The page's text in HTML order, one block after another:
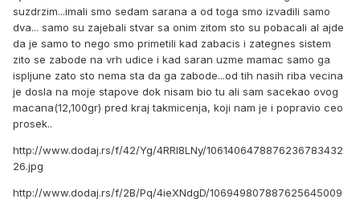
suzdrzim...imali smo sedam sarana a od toga smo izvadili samo
dva... samo su zajebali stvar sa onim zitom sto su pobacali al ajde
da je samo to nego smo primetili kad zabacis i zategnes sistem
zito se zabode na vrh udice i kad saran uzme mamac samo ga
ispljune zato sto nema sta da ga zabode...od tih nasih riba vecina
je dosla na moje stapove dok nisam bio tu ali sam sacekao ovog
macana(12,100gr) pred kraj takmicenja, koji nam je i popravio ceo
prosek..
http://www.dodaj.rs/f/42/Yg/4RRI8LNy/1061406478876236783432
26.jpg
http://www.dodaj.rs/f/2B/Pq/4ieXNdgD/106949807887625645009